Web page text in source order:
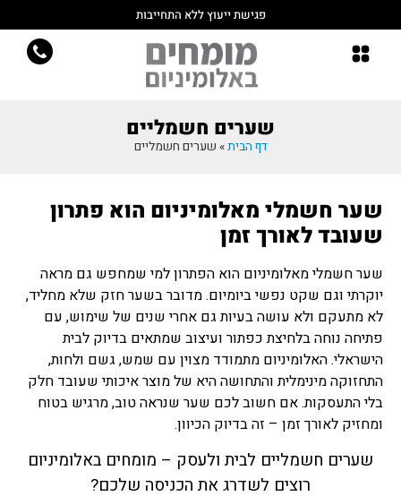
פגישת ייעוץ ללא התחייבות
שערים חשמליים
דף הבית» שערים חשמליים
שער חשמלי מאלומיניום הוא פתרון
שעובד לאורך זמן
שער חשמלי מאלומיניום הוא הפתרון למי שמחפש גם מראה
יוקרתי וגם שקט נפשי ביומיום. מדובר בשער חזק שלא מחליד,
לא מתעקם ולא עושה בעיות גם אחרי שנים של שימוש, עם
פתיחה נוחה בלחיצת כפתור ועיצוב שמתאים בדיוק לבית
הישראלי. האלומיניום מתמודד מצוין עם שמש, גשם ולחות,
התחזוקה מינימלית והתחושה היא של מוצר איכותי שעובד חלק
בלי התעסקות. אם חשוב לכם שער שנראה טוב, מרגיש בטוח
ומחזיק לאורך זמן – זה בדיוק הכיוון.
שערים חשמליים לבית ולעסק – מומחים באלומיניום
רוצים לשדרג את הכניסה שלכם?